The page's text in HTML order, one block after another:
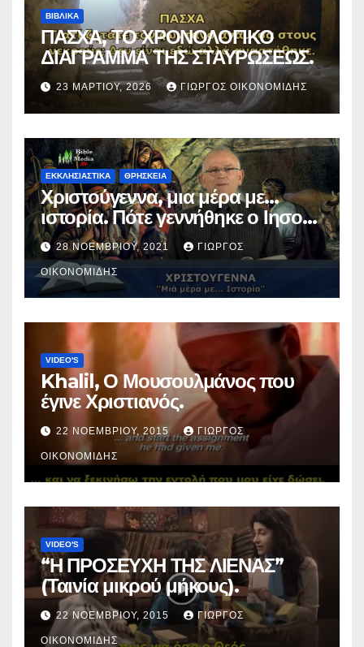
ΒΙΒΛΙΚΑ
ΠΑΣΧΑ, ΤΟ ΧΡΟΝΟΛΟΓΙΚΟ
ΔΙΑΓΡΑΜΜΑ ΤΗΣ ΣΤΑΥΡΩΣΕΩΣ.
23 ΜΑΡΤΊΟΥ, 2026 ΓΙΏΡΓΟΣ ΟΙΚΟΝΟΜΊΔΗΣ
ΕΚΚΛΗΣΙΑΣΤΙΚΑ ΘΡΗΣΚΕΙΑ
Χριστούγεννα, μια μέρα με…
ιστορία. Πότε γεννήθηκε ο Ιησούς
Χριστός; (Βίντεο).
28 ΝΟΕΜΒΡΊΟΥ, 2021 ΓΙΏΡΓΟΣ
ΟΙΚΟΝΟΜΊΔΗΣ
VIDEO'S
Khalil, Ο Μουσουλμάνος που
έγινε Χριστιανός.
22 ΝΟΕΜΒΡΊΟΥ, 2015 ΓΙΏΡΓΟΣ
ΟΙΚΟΝΟΜΊΔΗΣ
VIDEO'S
“Η ΠΡΟΣΕΥΧΗ ΤΗΣ ΛΙΕΝΑΣ”
(Ταινία μικρού μήκους).
22 ΝΟΕΜΒΡΊΟΥ, 2015 ΓΙΏΡΓΟΣ
ΟΙΚΟΝΟΜΊΔΗΣ